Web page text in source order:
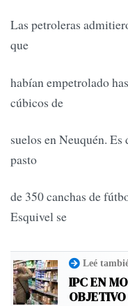
Las petroleras
que
habían empetrolado
cúbicos de
suelos en Neuquén.
pasto
de 350 canchas de
Esquivel se
Leé
IPC EN